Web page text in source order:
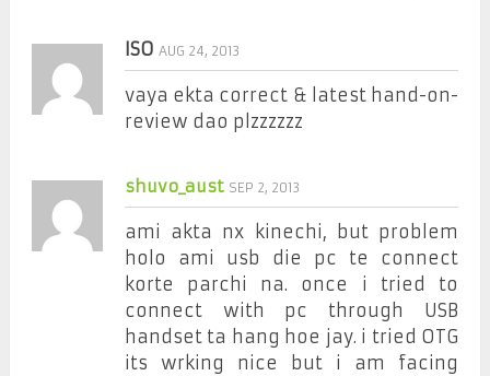
ISO AUG 24, 2013
vaya ekta correct & latest hand-on-
review dao plzzzzzz
shuvo_aust SEP 2, 2013
ami akta nx kinechi, but problem
holo ami usb die pc te connect
korte parchi na. once i tried to
connect with pc through USB
handset ta hang hoe jay. i tried OTG
its wrking nice but i am facing